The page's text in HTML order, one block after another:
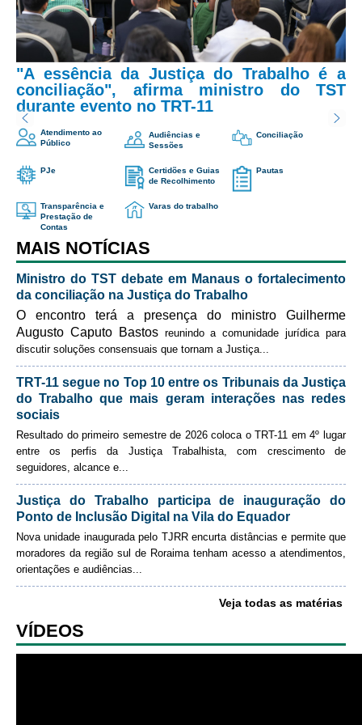
Servidores
Comitê de Segurança Permanente
Comitê de Combate ao Trabalho Infantil e de Estímulo à
Aprendizagem
Comitê de Incentivo à Participação Institucional Feminina
Comitê de Prevenção e Enfrentamento do Assédio
Comissão Permanente de Gestão Socioambiental
Comitê Gestor do Plano de Contratações e Aquisições
no Âmbito do TRT11
Grupo Operacional do Centro de Inteligência
Comitê de Equidade de Raça, Gênero e Diversidade
Comitê PopRuaJud
Comissão de Justiça Itinerante
Comissão Permanente de Avaliação Documental
Automação e IA
Governança
Governança de TI
Gestão Estratégica
Governança das Contratações Obras
Rede de Governança Colaborativa
Gestão de Riscos
Laboratório de Inovação
Sites Institucionais
Assunto*
Me envie uma cópia
Enviar email
"A essência da Justiça do Trabalho é a
conciliação", afirma ministro do TST
durante evento no TRT-11
Atendimento ao
Público
Audiências e
Sessões
Conciliação
PJe
Certidões e Guias
de Recolhimento
Pautas
Transparência e
Prestação de
Contas
Varas do trabalho
MAIS NOTÍCIAS
Ministro do TST debate em Manaus o fortalecimento
da conciliação na Justiça do Trabalho
O encontro terá a presença do ministro Guilherme
Augusto Caputo Bastosreunindo a comunidade jurídica para
discutir soluções consensuais que tornam a Justiça...
TRT-11 segue no Top 10 entre os Tribunais da Justiça
do Trabalho que mais geram interações nas redes
sociais
Resultado do primeiro semestre de 2026 coloca o TRT-11 em 4º lugar
entre os perfis da Justiça Trabalhista, com crescimento de
seguidores, alcance e...
Justiça do Trabalho participa de inauguração do
Ponto de Inclusão Digital na Vila do Equador
Nova unidade inaugurada pelo TJRR encurta distâncias e permite que
moradores da região sul de Roraima tenham acesso a atendimentos,
orientações e audiências...
Veja todas as matérias
VÍDEOS